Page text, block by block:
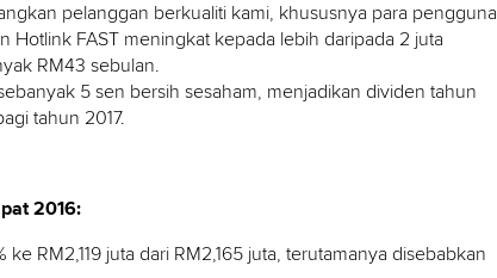
pelanggan berkualiti kami, khususnya para pengguna
Hotlink FAST meningkat kepada lebih daripada 2 juta
RM43 sebulan.
5 sen bersih sesaham, menjadikan dividen tahun
tahun 2017.
2016:
RM2,119 juta dari RM2,165 juta, terutamanya disebabkan